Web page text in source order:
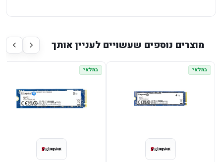
מוצרים נוספים שעשויים לעניין אותך
במלאי במלאי